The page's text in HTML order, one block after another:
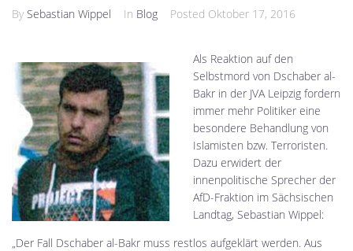
By Sebastian Wippel In Blog Posted Oktober 17, 2016
Als Reaktion auf den
Selbstmord von Dschaber al-
Bakr in der JVA Leipzig fordern
immer mehr Politiker eine
besondere Behandlung von
Islamisten bzw. Terroristen.
Dazu erwidert der
innenpolitische Sprecher der
AfD-Fraktion im Sächsischen
Landtag, Sebastian Wippel:
„Der Fall Dschaber al-Bakr muss restlos aufgeklärt werden. Aus